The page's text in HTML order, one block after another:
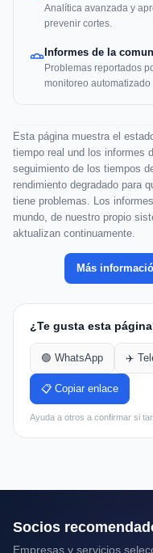
Analítica avanzada y
prevenir cortes.
Informes de la
Problemas reportados
monitoreo
Esta página muestra el
tiempo real und los informes
seguimiento de los tiempos
rendimiento degradado para
tiene problemas. Los
mundo, de nuestro propio
aktualizan continuamente.
Más
¿Te gusta esta
🟢 WhatsApp ✈️
📋 Copiar enlace
Ayuda a otros a confirmar si
Socios
Empresas y servicios